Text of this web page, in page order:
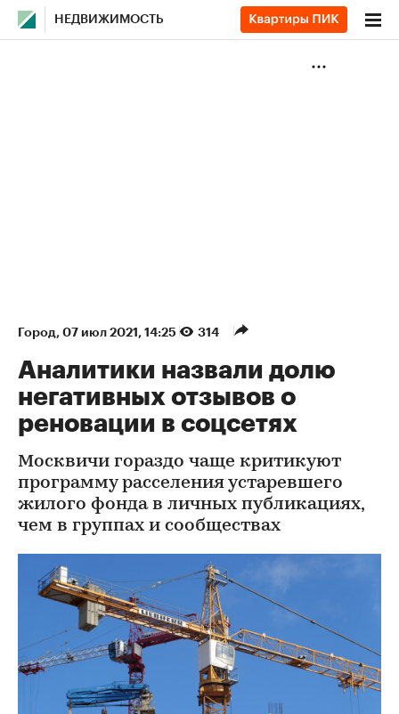
НЕДВИЖИМОСТЬ
Город⁠, 07 июл 2021, 14:25 314
Аналитики назвали долю
негативных отзывов о
реновации в соцсетях
Москвичи гораздо чаще критикуют
программу расселения устаревшего
жилого фонда в личных публикациях,
чем в группах и сообществах